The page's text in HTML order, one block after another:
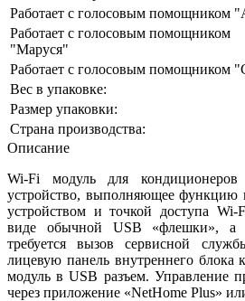
Работает с голосовым помощником
Работает с голосовым помощником
"Маруся"
Работает с голосовым помощником
Вес в упаковке:
Размер упаковки:
Страна производства:
Описание
Wi-Fi модуль для
устройство, выполняющее функцию
устройством и точкой доступа Wi-
виде обычной USB «флешки», а
требуется вызов сервисной
лицевую панель внутреннего блока
модуль в USB разъем. Управление
через приложение «NetHome Plus»